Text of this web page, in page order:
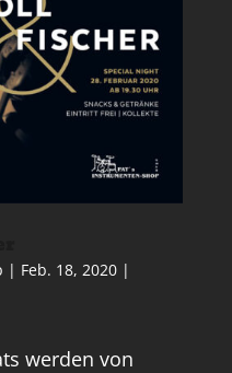
| Feb. 18, 2020|
werden von